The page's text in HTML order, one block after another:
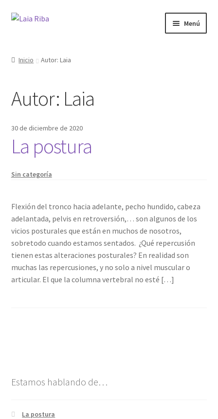
Ir
Ir
Menú
Terapia
Cursos
Regalos
Bonos
Contacto
Sesiones de yoga
Inicio Autor: Laia
Autor: Laia
30 de diciembre de 2020
La postura
Sin categoría
Flexión del tronco hacia adelante, pecho hundido, cabeza
adelantada, pelvis en retroversión,… son algunos de los
vicios posturales que están en muchos de nosotros,
sobretodo cuando estamos sentados. ¿Qué repercusión
tienen estas alteraciones posturales? En realidad son
muchas las repercusiones, y no solo a nivel muscular o
articular. El que la columna vertebral no esté […]
Estamos hablando de…
La postura